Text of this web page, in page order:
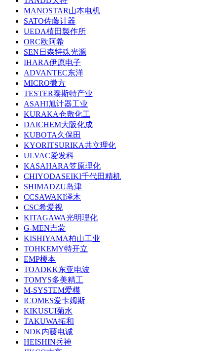
MANOSTAR山本电机
SATO佐藤计器
UEDA植田製作所
ORC欧阿希
SEN日森特殊光源
IHARA伊原电子
ADVANTEC东洋
MICRO微方
TESTER泰斯特产业
ASAHI旭计器工业
KURAKA仓敷化工
DAICHEM大阪化成
KUBOTA久保田
KYORITSURIKA共立理化
ULVAC爱发科
KASAHARA笠原理化
CHIYODASEIKI千代田精机
SHIMADZU岛津
CCSAWAKI泽木
CSC希爱视
KITAGAWA光明理化
G-MEN吉蒙
KISHIYAMA柏山工业
TOHKEMY特开立
EMP榎本
TOADKK东亚电波
TOMYS多美精工
M-SYSTEM爱模
ICOMES爱卡姆斯
KIKUSUI菊水
TAKUWA拓和
NDK内藤电诚
HEISHIN兵神